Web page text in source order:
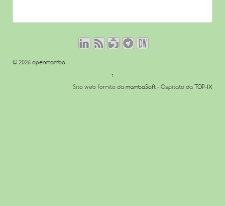
© 2026 openmamba
↑
Sito web fornito da mambaSoft - Ospitato da TOP-IX